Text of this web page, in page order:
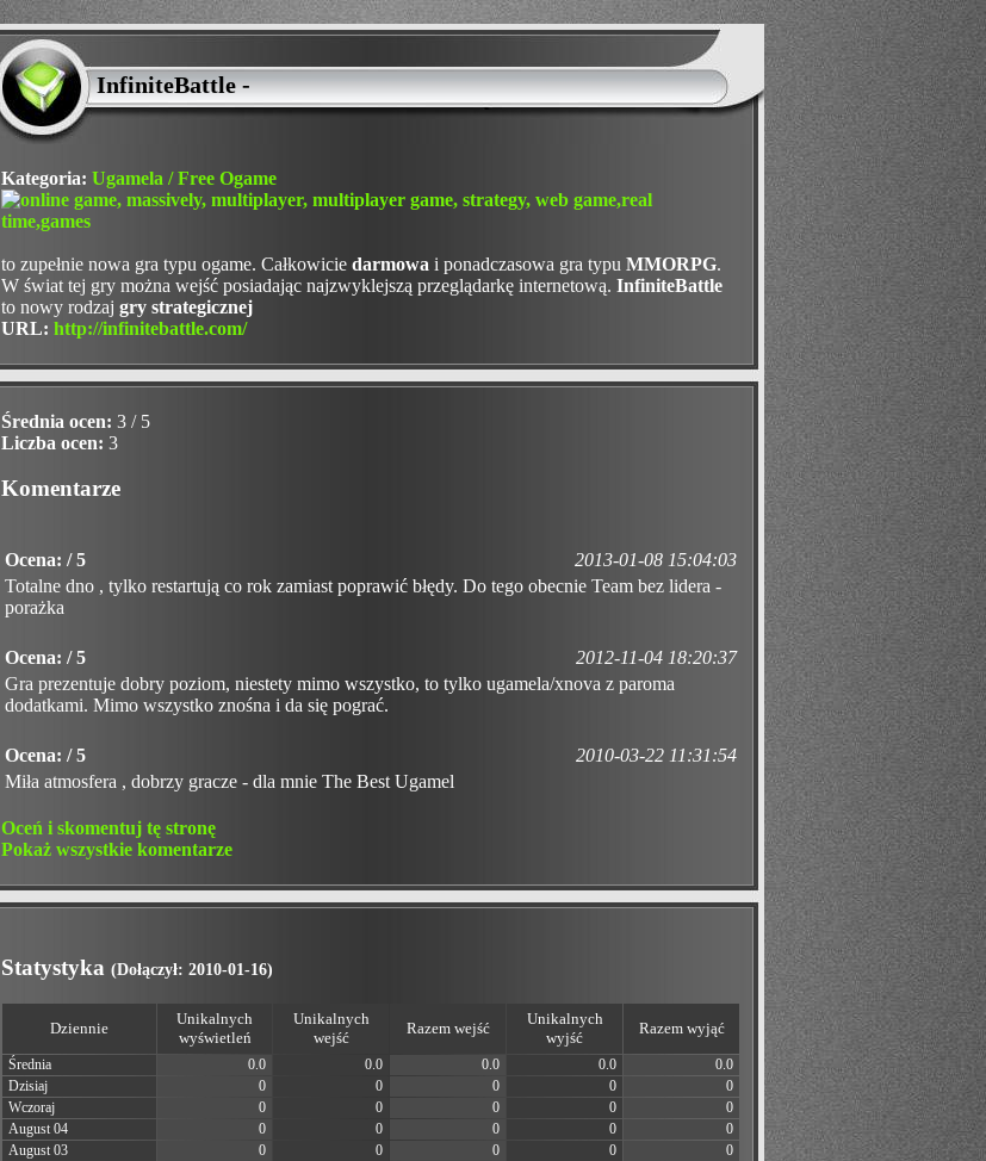
InfiniteBattle -
Kategoria: Ugamela / Free Ogame
to zupełnie nowa gra typu ogame. Całkowicie darmowa i ponadczasowa gra typu MMORPG.
W świat tej gry można wejść posiadając najzwyklejszą przeglądarkę internetową. InfiniteBattle
to nowy rodzaj gry strategicznej
URL: http://infinitebattle.com/
Średnia ocen: 3 / 5
Liczba ocen: 3
Komentarze
Ocena: / 5
2013-01-08 15:04:03
Totalne dno , tylko restartują co rok zamiast poprawić błędy. Do tego obecnie Team bez lidera -
porażka
Ocena: / 5
2012-11-04 18:20:37
Gra prezentuje dobry poziom, niestety mimo wszystko, to tylko ugamela/xnova z paroma
dodatkami. Mimo wszystko znośna i da się pograć.
Ocena: / 5
2010-03-22 11:31:54
Miła atmosfera , dobrzy gracze - dla mnie The Best Ugamel
Oceń i skomentuj tę stronę
Pokaż wszystkie komentarze
Statystyka (Dołączył: 2010-01-16)
Dziennie
Unikalnych
wyświetleń
Unikalnych
wejść
Razem wejść
Unikalnych
wyjść
Razem wyjąć
Średnia 0.0 0.0 0.0 0.0
0.0
Dzisiaj
0 0 0 0
0
Wczoraj
0 0 0 0
0
August 04
0 0 0 0
0
August 03
0 0 0 0
0